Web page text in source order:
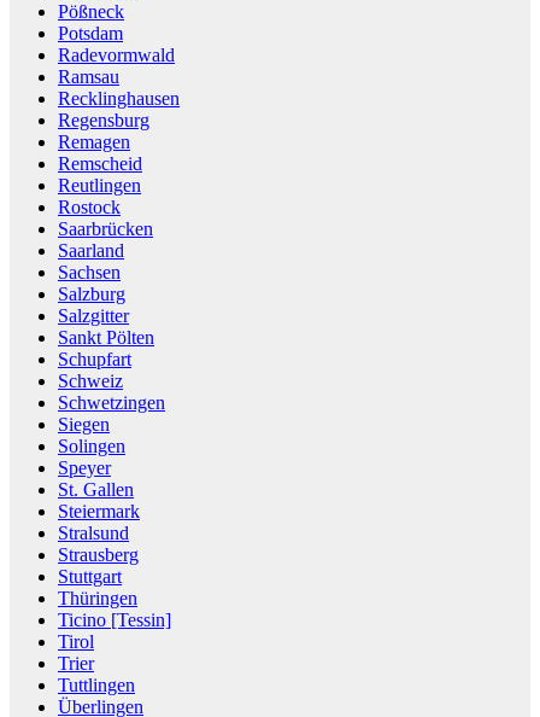
Pößneck
Potsdam
Radevormwald
Ramsau
Recklinghausen
Regensburg
Remagen
Remscheid
Reutlingen
Rostock
Saarbrücken
Saarland
Sachsen
Salzburg
Salzgitter
Sankt Pölten
Schupfart
Schweiz
Schwetzingen
Siegen
Solingen
Speyer
St. Gallen
Steiermark
Stralsund
Strausberg
Stuttgart
Thüringen
Ticino [Tessin]
Tirol
Trier
Tuttlingen
Überlingen